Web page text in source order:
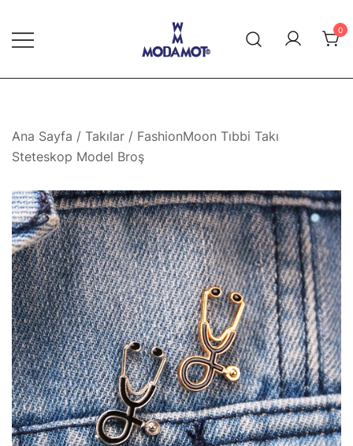
content
Modamot E-Ticaret
0
Ana Sayfa / Takılar / FashionMoon Tıbbi Takı
Steteskop Model Broş